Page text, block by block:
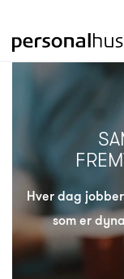
til
forsiden
Hver dag
som er